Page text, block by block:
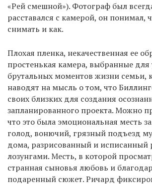
«Рей смешной»). Фотограф был
расставался с камерой, он понимал,
снимать и как.
Плохая пленка, некачественная ее
простенькая камера, выбранные для
брутальных моментов жизни семьи,
наводят на мысль о том, что
своих близких для создания
запланированного проекта. Можно
что это была эмоциональная месть
голод, вонючий, грязный подъезд
дома, разрисованный и исписанный
лозунгами. Месть, в которой
странная сыновья любовь и
подаренный сюжет. Ричард